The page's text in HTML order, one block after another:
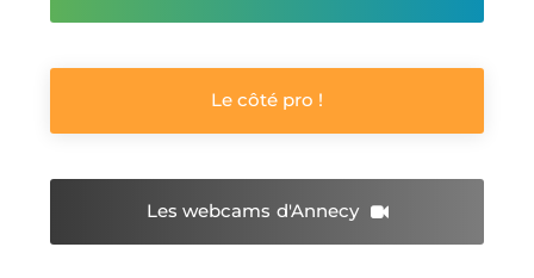
Le côté pro !
Les webcams d'Annecy